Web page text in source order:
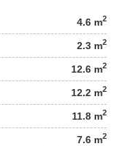
4.6 m2
2.3 m2
12.6 m2
12.2 m2
11.8 m2
7.6 m2